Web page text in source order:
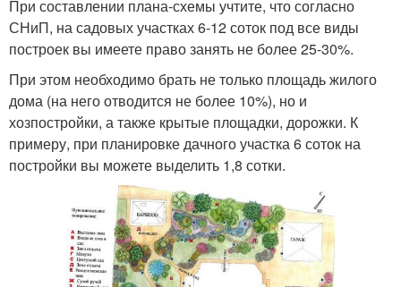
При составлении плана-схемы учтите, что согласно
СНиП, на садовых участках 6-12 соток под все виды
построек вы имеете право занять не более 25-30%.
При этом необходимо брать не только площадь жилого
дома (на него отводится не более 10%), но и
хозпостройки, а также крытые площадки, дорожки. К
примеру, при планировке дачного участка 6 соток на
постройки вы можете выделить 1,8 сотки.